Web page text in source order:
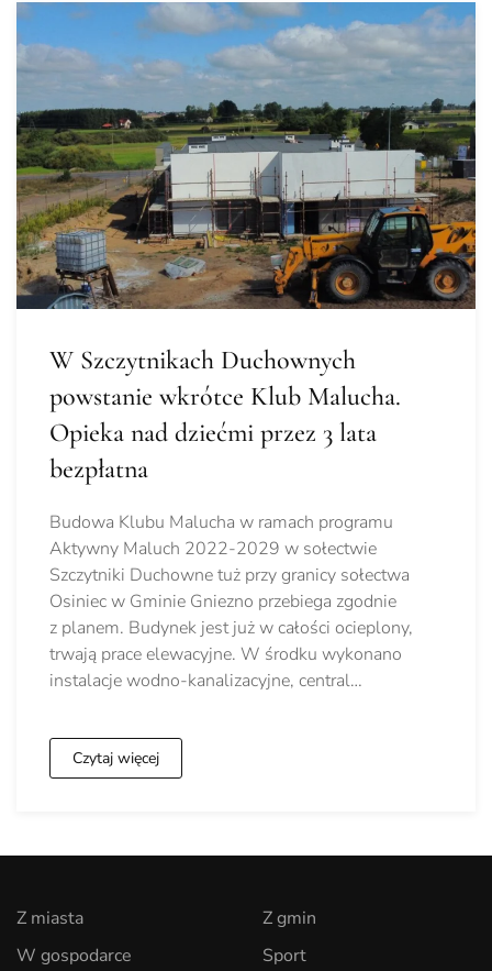
W Szczytnikach Duchownych
powstanie wkrótce Klub Malucha.
Opieka nad dziećmi przez 3 lata
bezpłatna
Budowa Klubu Malucha w ramach programu
Aktywny Maluch 2022-2029 w sołectwie
Szczytniki Duchowne tuż przy granicy sołectwa
Osiniec w Gminie Gniezno przebiega zgodnie
z planem. Budynek jest już w całości ocieplony,
trwają prace elewacyjne. W środku wykonano
instalacje wodno-kanalizacyjne, central…
Czytaj więcej
Z miasta
W gospodarce
Z gmin
Sport